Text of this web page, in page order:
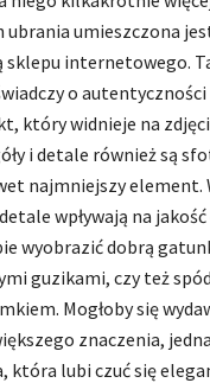
ubrania umieszczona
sklepu internetowego.
o
który widnieje na
i detale również są
najmniejszy
wpływają na jakość
wyobrazić dobrą
guzikami, czy też
Mogłoby się
znaczenia,
która lubi czuć się